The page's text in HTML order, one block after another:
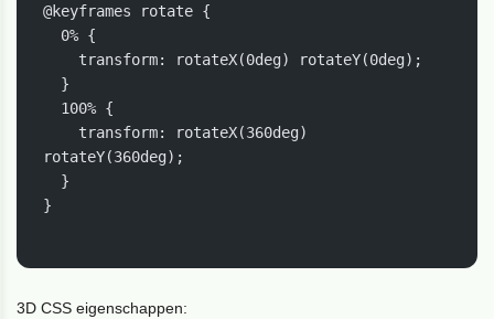
@keyframes rotate {
rotateY(360deg);
}
3D CSS eigenschappen: